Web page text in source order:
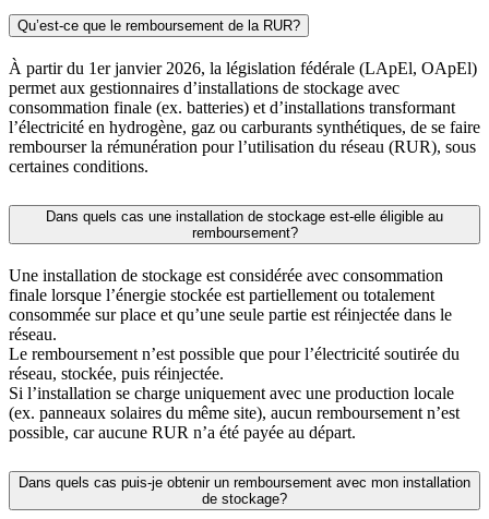
Qu’est-ce que le remboursement de la RUR?
À partir du 1er janvier 2026, la législation fédérale (LApEl, OApEl)
permet aux gestionnaires d’installations de stockage avec
consommation finale (ex. batteries) et d’installations transformant
l’électricité en hydrogène, gaz ou carburants synthétiques, de se faire
rembourser la rémunération pour l’utilisation du réseau (RUR), sous
certaines conditions.
Dans quels cas une installation de stockage est-elle éligible au
remboursement?
Une installation de stockage est considérée avec consommation
finale lorsque l’énergie stockée est partiellement ou totalement
consommée sur place et qu’une seule partie est réinjectée dans le
réseau.
Le remboursement n’est possible que pour l’électricité soutirée du
réseau, stockée, puis réinjectée.
Si l’installation se charge uniquement avec une production locale
(ex. panneaux solaires du même site), aucun remboursement n’est
possible, car aucune RUR n’a été payée au départ.
Dans quels cas puis-je obtenir un remboursement avec mon installation
de stockage?